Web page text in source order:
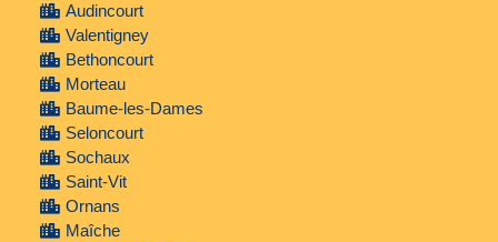
Audincourt
Valentigney
Bethoncourt
Morteau
Baume-les-Dames
Seloncourt
Sochaux
Saint-Vit
Ornans
Maîche